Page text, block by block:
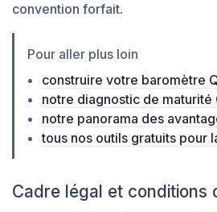
convention forfait.
Pour aller plus loin
construire votre baromètre
notre diagnostic de maturité
notre panorama des
tous nos outils gratuits pour
Cadre légal et conditions